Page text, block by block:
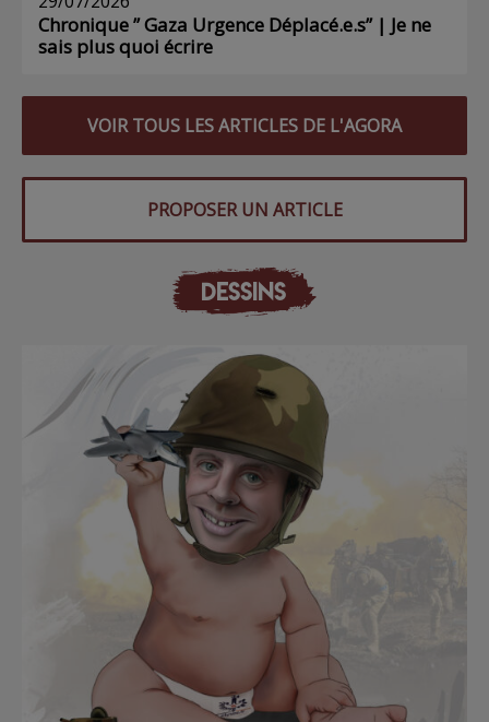
Chronique ” Gaza Urgence Déplacé.e.s” | Je ne
sais plus quoi écrire
VOIR TOUS LES ARTICLES DE L'AGORA
PROPOSER UN ARTICLE
DESSINS